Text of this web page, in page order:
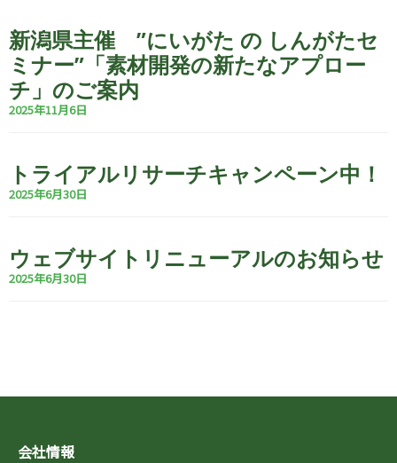
新潟県主催 ”にいがた の しんがたセ
ミナー”「素材開発の新たなアプロー
チ」のご案内
2025年11月6日
トライアルリサーチキャンペーン中！
2025年6月30日
ウェブサイトリニューアルのお知らせ
2025年6月30日
会社情報